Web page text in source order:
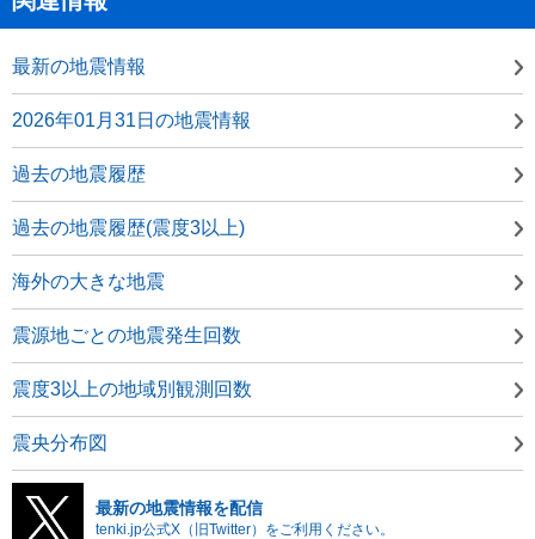
最新の地震情報
2026年01月31日の地震情報
過去の地震履歴
過去の地震履歴(震度3以上)
海外の大きな地震
震源地ごとの地震発生回数
震度3以上の地域別観測回数
震央分布図
最新の地震情報を配信
tenki.jp公式X（旧Twitter）をご利用ください。